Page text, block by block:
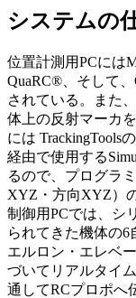
システムの
位置計測用PCには
QuaRC®、そして、
されている。また
体上の反射マーカ
には TrackingTools
経由で使用する
るので、プログラ
XYZ・方向XYZ）
制御用PCでは、シ
られてきた機体の6
エルロン・エレベ
づいてリアルタイ
通してRCプロポへ